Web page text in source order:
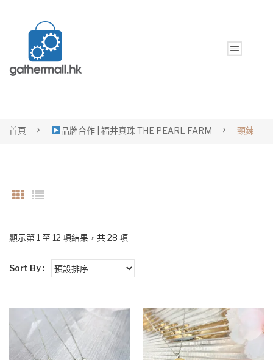
首頁 品牌合作 | 福井真珠 THE PEARL FARM 頸鍊
顯示第 1 至 12 項結果，共 28 項
Sort By :